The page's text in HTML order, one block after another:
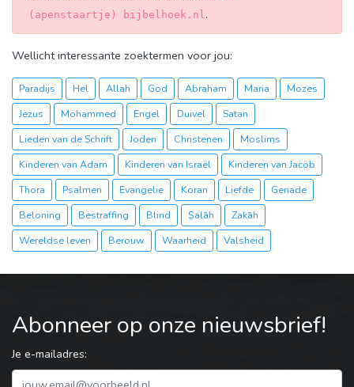
(apenstaartje) bijbelhoek.nl.
Wellicht interessante zoektermen voor jou:
Paradijs Hel Allah God Abraham Maria
Mozes
Jezus
Mohammed Engel Duivel
Satan
Lieden van de Schrift
Joden Christenen
Moslims
Kinderen van Adam
Kinderen van Israël
Kinderen van Jacob
Thora
Psalmen Evangelie Koran Liefde
Genade
Beloning
Bestraffing Blind Ṣalāh
Zakāh
Wereldse leven
Berouw Waarheid Valsheid
Abonneer op onze nieuwsbrief!
Je e-mailadres: